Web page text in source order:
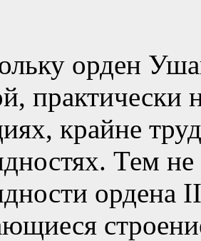
орден
практически
крайне
Тем
ордена